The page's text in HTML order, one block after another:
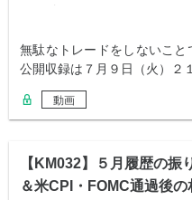
無駄なトレードをしないこ
公開収録は７月９日（火）２
動画
【KM032】５月履歴の振
＆米CPI・FOMC通過後の